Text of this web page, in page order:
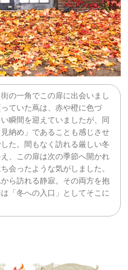
の一角でこの扉に出会いまし
ていた蔦は、赤や橙に色づ
瞬間を迎えていましたが、同
納め」であることも感じさせ
た。間もなく訪れる厳しい冬
、この扉は次の季節へ開かれ
会ったような気がしました。
ら訪れる静寂。その両方を抱
「冬への入口」としてそこに